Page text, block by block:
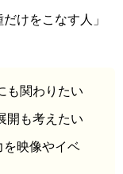
けをこなす人」
も関わりたい
開も考えたい
映像やイベ